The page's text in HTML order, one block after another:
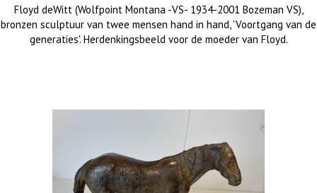
Floyd deWitt (Wolfpoint Montana -VS- 1934-2001 Bozeman VS),
bronzen sculptuur van twee mensen hand in hand, 'Voortgang van de
generaties'. Herdenkingsbeeld voor de moeder van Floyd.